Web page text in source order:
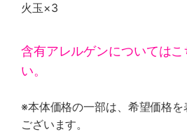
火玉×3
含有アレルゲンについては
い。
※本体価格の一部は、希望価格
ございます。